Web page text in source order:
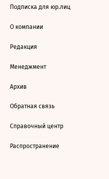
Подписка для юр.лиц
О компании
Редакция
Менеджмент
Архив
Обратная связь
Справочный центр
Распространение